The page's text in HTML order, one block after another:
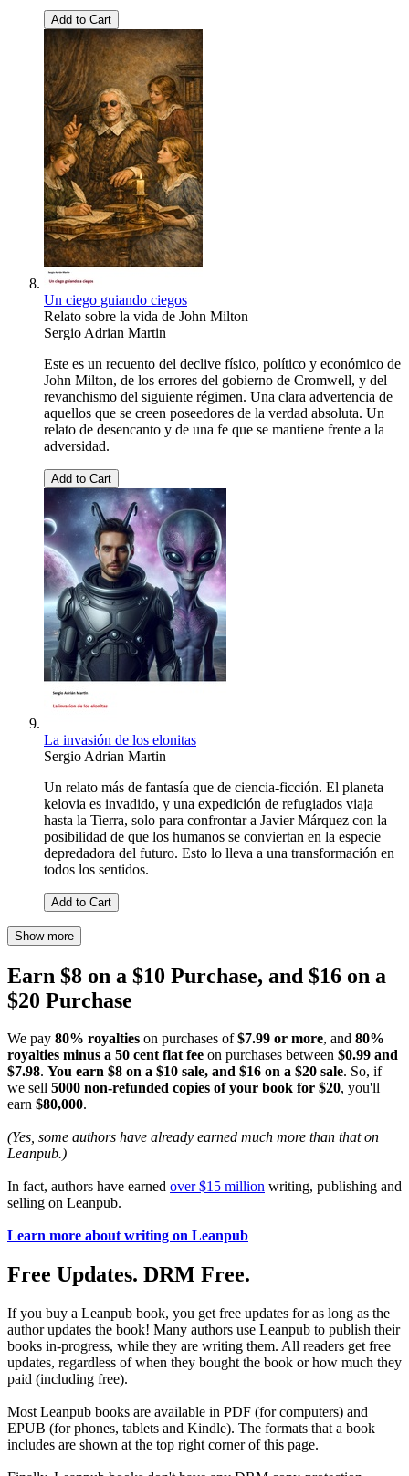
Add to Cart
Un ciego guiando ciegos
Relato sobre la vida de John Milton
Sergio Adrian Martin
Este es un recuento del declive físico, político y económico de
John Milton, de los errores del gobierno de Cromwell, y del
revanchismo del siguiente régimen. Una clara advertencia de
aquellos que se creen poseedores de la verdad absoluta. Un
relato de desencanto y de una fe que se mantiene frente a la
adversidad.
Add to Cart
La invasión de los elonitas
Sergio Adrian Martin
Un relato más de fantasía que de ciencia-ficción. El planeta
kelovia es invadido, y una expedición de refugiados viaja
hasta la Tierra, solo para confrontar a Javier Márquez con la
posibilidad de que los humanos se conviertan en la especie
depredadora del futuro. Esto lo lleva a una transformación en
todos los sentidos.
Add to Cart
Show more
Earn $8 on a $10 Purchase, and $16 on a
$20 Purchase
We pay 80% royalties on purchases of$7.99 or more, and 80%
royalties minus a 50 cent flat fee on purchases between $0.99 and
$7.98. You earn $8 on a $10 sale, and $16 on a $20 sale. So, if
we sell 5000 non-refunded copies of your book for $20, you'll
earn $80,000.
(Yes, some authors have already earned much more than that on
Leanpub.)
In fact, authors have earned over $15 million writing, publishing and
selling on Leanpub.
Learn more about writing on Leanpub
Free Updates. DRM Free.
If you buy a Leanpub book, you get free updates for as long as the
author updates the book! Many authors use Leanpub to publish their
books in-progress, while they are writing them. All readers get free
updates, regardless of when they bought the book or how much they
paid (including free).
Most Leanpub books are available in PDF (for computers) and
EPUB (for phones, tablets and Kindle). The formats that a book
includes are shown at the top right corner of this page.